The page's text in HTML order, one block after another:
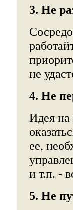
3. Не
не
4. Не
Идея на
ее,
и т.п. -
5. Не